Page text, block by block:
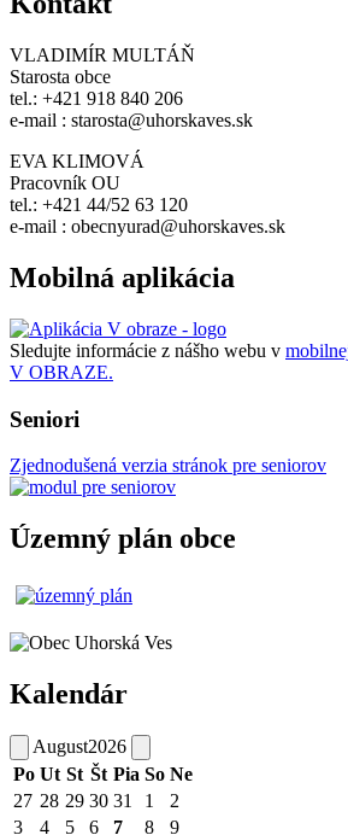
VLADIMÍR MULTÁŇ
Starosta obce
tel.: +421 918 840 206
e-mail : starosta@uhorskaves.sk
EVA KLIMOVÁ
Pracovník OU
tel.: +421 44/52 63 120
e-mail : obecnyurad@uhorskaves.sk
Mobilná aplikácia
Sledujte informácie z nášho webu v
V OBRAZE.
Seniori
Zjednodušená verzia stránok pre seniorov
Územný plán obce
Kalendár
August2026
Po Ut St Št Pia So Ne
27 28 29 30 31 1
2
3
4 5 6 7 8
9